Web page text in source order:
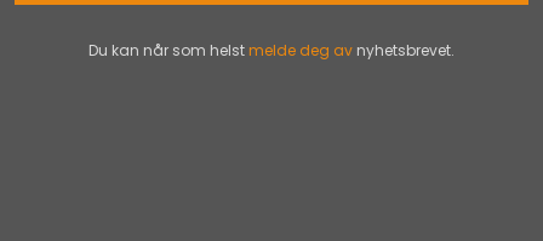
Du kan når som helst melde deg av nyhetsbrevet.